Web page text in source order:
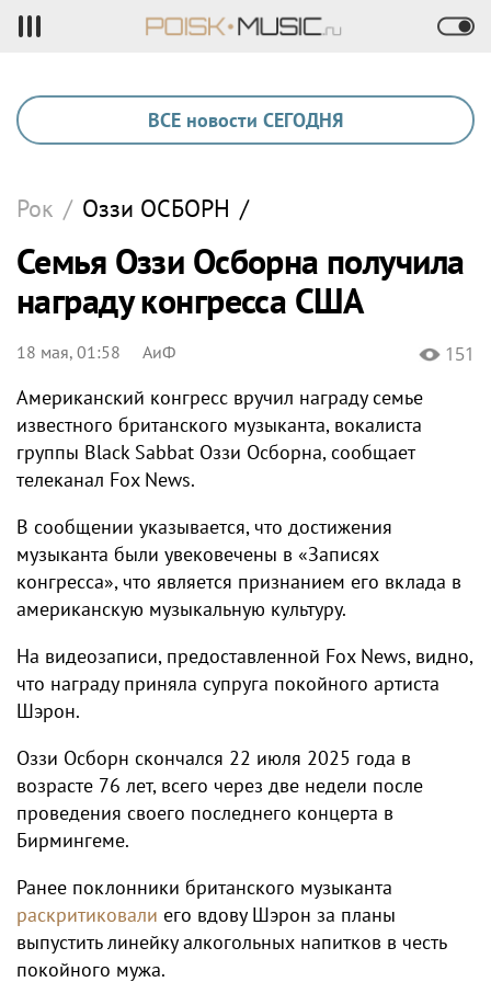
ВСЕ новости СЕГОДНЯ
Рок / Оззи ОСБОРН /
Семья Оззи Осборна получила
награду конгресса США
18 мая, 01:58 АиФ 151
Американский конгресс вручил награду семье
известного британского музыканта, вокалиста
группы Black Sabbat Оззи Осборна, сообщает
телеканал Fox News.
В сообщении указывается, что достижения
музыканта были увековечены в «Записях
конгресса», что является признанием его вклада в
американскую музыкальную культуру.
На видеозаписи, предоставленной Fox News, видно,
что награду приняла супруга покойного артиста
Шэрон.
Оззи Осборн скончался 22 июля 2025 года в
возрасте 76 лет, всего через две недели после
проведения своего последнего концерта в
Бирмингеме.
Ранее поклонники британского музыканта
раскритиковали его вдову Шэрон за планы
выпустить линейку алкогольных напитков в честь
покойного мужа.